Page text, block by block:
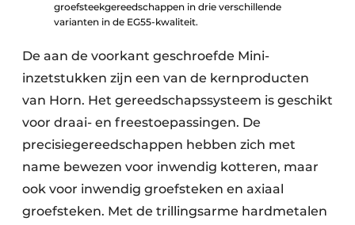
groefsteekgereedschappen in drie verschillende
varianten in de EG55-kwaliteit.
De aan de voorkant geschroefde Mini-
inzetstukken zijn een van de kernproducten
van Horn. Het gereedschapssysteem is geschikt
voor draai- en freestoepassingen. De
precisiegereedschappen hebben zich met
name bewezen voor inwendig kotteren, maar
ook voor inwendig groefsteken en axiaal
groefsteken. Met de trillingsarme hardmetalen